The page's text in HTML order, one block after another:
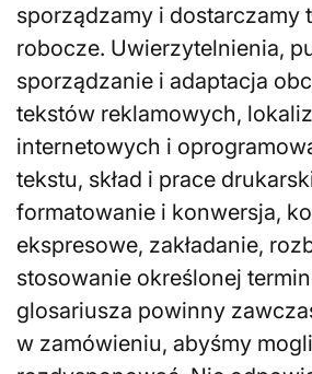
sporządzamy i dostarczamy
robocze. Uwierzytelnienia,
sporządzanie i adaptacja
tekstów reklamowych,
internetowych i
tekstu, skład i prace
formatowanie i konwersja,
ekspresowe, zakładanie,
stosowanie określonej
glosariusza powinny
w zamówieniu, abyśmy